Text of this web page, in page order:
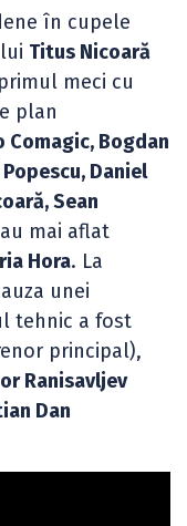
în cupele
Titus Nicoară
meci cu
plan
Comagic, Bogdan
Daniel
Sean
mai aflat
Hora. La
unei
tehnic a fost
principal),
Ranisavljev
Dan